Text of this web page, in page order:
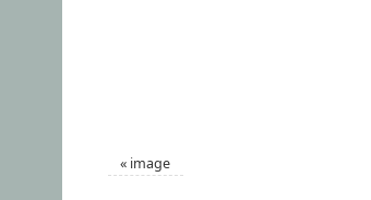
« image